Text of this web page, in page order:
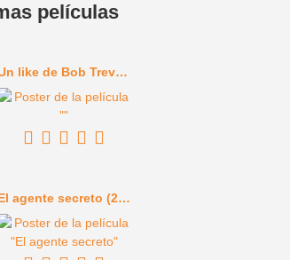
películas
Un like de Bob Trevino (2024)
El agente secreto (2025)